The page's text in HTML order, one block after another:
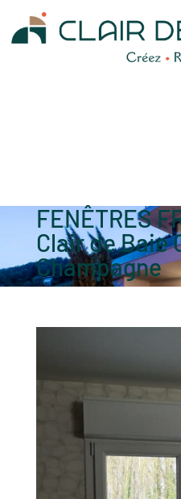
FENÊTRES
Clair de Baie
Champagne